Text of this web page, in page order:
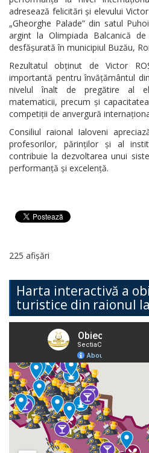
adresează felicitări și elevului
„Gheorghe Palade” din satul
argint la Olimpiada Balcanică
desfășurată în municipiul Buzău,
Rezultatul obținut de Victor
importantă pentru învățământul
nivelul înalt de pregătire al
matematicii, precum și
competiții de anvergură
Consiliul raional Ialoveni
profesorilor, părinților și al
contribuie la dezvoltarea unui
performanță și excelență.
225 afișări
Harta interactivă a
turistice din raionul